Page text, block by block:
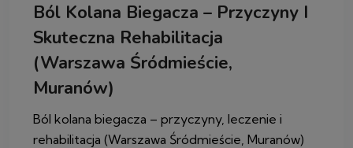
Ból Kolana Biegacza – Przyczyny I
Skuteczna Rehabilitacja
(Warszawa Śródmieście,
Muranów)
Ból kolana biegacza – przyczyny, leczenie i
rehabilitacja (Warszawa Śródmieście, Muranów)